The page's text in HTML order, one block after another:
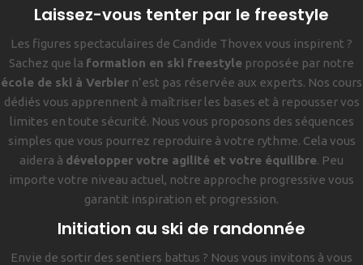
Laissez-vous tenter par le freestyle
Les figures spectaculaires de Candide Thovex vous inspirent ?
Sachez que la formation en ski freestyle proposée par notre
école de ski à Verbier n’est pas réservée aux experts. Nos cours
dédiés vous apprennent à maîtriser les bases et à repousser vos
limites en toute sécurité. Nous vous proposons des séquences
simples que vous pourrez reproduire à votre rythme. Cela vous
aidera à développer votre agilité et votre équilibre. Peu
importe votre niveau actuel, notre approche progressive vous
garantit inspiration et progression.
Initiation au ski de randonnée
Envie de sortir des sentiers battus ? Nous vous invitons à vous